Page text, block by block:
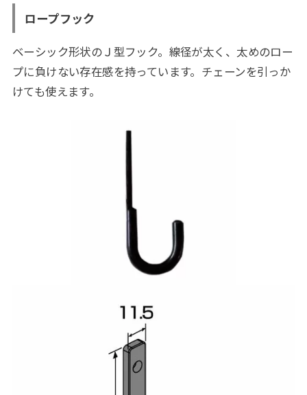
ロープフック
ベーシック形状のＪ型フック。線径が太く、太めのロー
プに負けない存在感を持っています。チェーンを引っか
けても使えます。